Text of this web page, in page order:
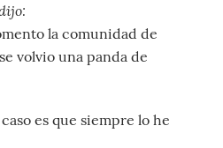
la comunidad de
volvio una panda de
es que siempre lo he